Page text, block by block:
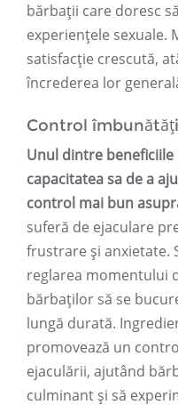
bărbații care doresc
experiențele sexuale.
satisfacție crescută,
încrederea lor
Control
Unul dintre beneficiile
capacitatea sa de a
control mai bun
suferă de ejaculare
frustrare și anxietate.
reglarea momentului
bărbaților să se
lungă durată.
promovează un
ejaculării, ajutând
culminant și să